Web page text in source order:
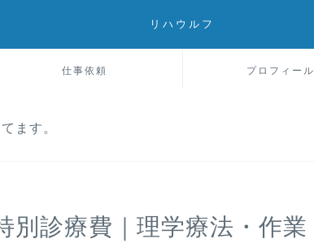
リハウルフ
仕事依頼 プロフィール
ます。
別診療費｜理学療法・作業